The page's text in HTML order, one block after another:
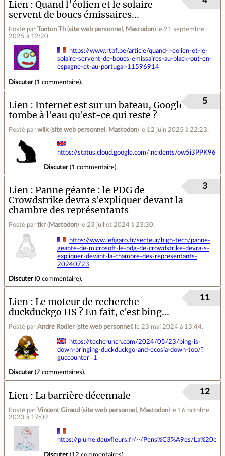
Lien
Quand l’éolien et le solaire
servent de boucs émissaires...
Posté par Tonton Th (site web personnel , Mastodon) le 21 septembre
2025 à 12:20.
https://www.rtbf.be/article/quand-l-eolien-et-le-
solaire-servent-de-boucs-emissaires-au-black-out-en-
espagne-et-au-portugal-11596914
Discuter(1 commentaire).
Lien
Internet est sur un bateau, Google
tombe à l'eau qu'est-ce qui reste ?
Posté par wilk (site web personnel , Mastodon) le 12 juin 2025 à 22:23.
5
https://status.cloud.google.com/incidents/
Discuter(1 commentaire).
Lien
Panne géante : le PDG de
Crowdstrike devra s'expliquer devant la
chambre des représentants
Posté par tkr ( Mastodon) le 23 juillet 2024 à 23:30.
3
https://www.lefigaro.fr/secteur/high-tech/panne-
geante-de-microsoft-le-pdg-de-crowdstrike-devra-s-
expliquer-devant-la-chambre-des-representants-
20240723
Discuter(0 commentaire).
Lien
Le moteur de recherche
duckduckgo HS ? En fait, c'est bing...
Posté par Andre Rodier (site web personnel ) le 23 mai 2024 à 13:44.
11
https://techcrunch.com/2024/05/23/bing-is-
down-bringing-duckduckgo-and-ecosia-down-too/?
guccounter=1
Discuter(7 commentaires).
Lien La barrière décennale
Posté par Vincent Giraud (site web personnel , Mastodon) le 16 octobre
2023 à 17:09.
12
https://plume.deuxfleurs.fr/~/Pens%C3%A9es/